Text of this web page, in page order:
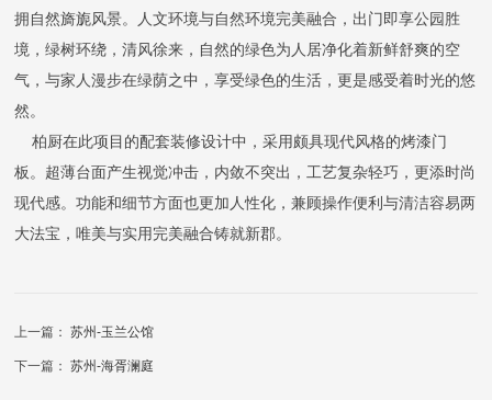
拥自然旖旎风景。人文环境与自然环境完美融合，出门即享公园胜
境，绿树环绕，清风徐来，自然的绿色为人居净化着新鲜舒爽的空
气，与家人漫步在绿荫之中，享受绿色的生活，更是感受着时光的悠
然。
柏厨在此项目的配套装修设计中，采用颇具现代风格的烤漆门
板。超薄台面产生视觉冲击，内敛不突出，工艺复杂轻巧，更添时尚
现代感。功能和细节方面也更加人性化，兼顾操作便利与清洁容易两
大法宝，唯美与实用完美融合铸就新郡。
上一篇：苏州-玉兰公馆
下一篇：苏州-海胥澜庭